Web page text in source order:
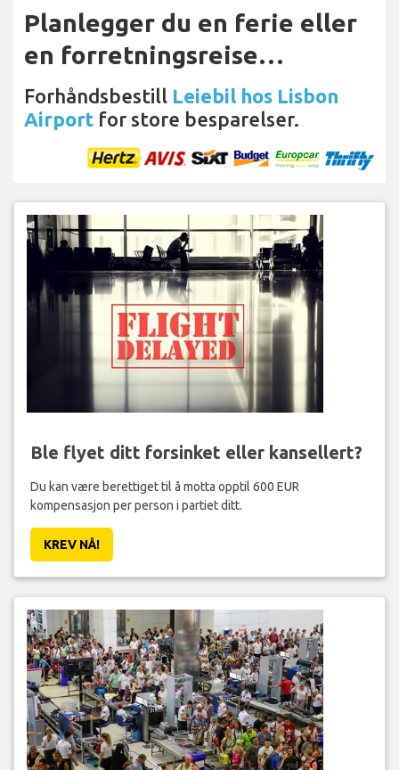
Planlegger du en ferie eller
en forretningsreise…
Forhåndsbestill Leiebil hos Lisbon
Airport for store besparelser.
Ble flyet ditt forsinket eller kansellert?
Du kan være berettiget til å motta opptil 600 EUR
kompensasjon per person i partiet ditt.
KREV NÅ!